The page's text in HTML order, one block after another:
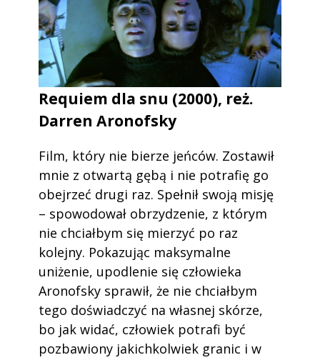
Requiem dla snu (2000), reż.
Darren Aronofsky
Film, który nie bierze jeńców. Zostawił
mnie z otwartą gębą i nie potrafię go
obejrzeć drugi raz. Spełnił swoją misję
– spowodował obrzydzenie, z którym
nie chciałbym się mierzyć po raz
kolejny. Pokazując maksymalne
uniżenie, upodlenie się człowieka
Aronofsky sprawił, że nie chciałbym
tego doświadczyć na własnej skórze,
bo jak widać, człowiek potrafi być
pozbawiony jakichkolwiek granic i w